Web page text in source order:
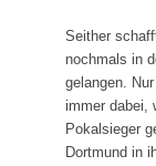
Seither
nochmals in
gelangen.
immer dabei,
Pokal­sieger
Dortmund in